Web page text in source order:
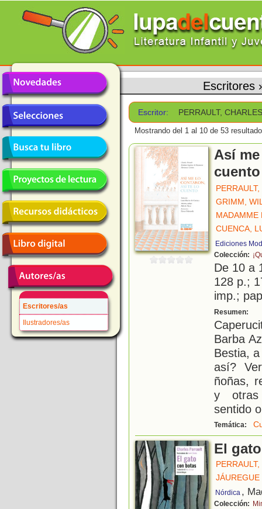
Escritores/as
Ilustradores/as
Escritores
Escritor: PERRAULT,
Mostrando del 1 al 10 de 53
Así
cuento
GRIMM,
MADAMME
CUENCA,
Ediciones
Colección:
De 10 a
128 p.;
imp.;
Resumen:
Barba
Bestia,
así?
ñoñas,
y otras
sentido
Temática:
El
Nórdica ,
Colección: